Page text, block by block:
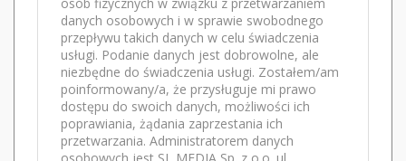
danych osobowych i w sprawie swobodnego
przepływu takich danych w celu świadczenia
usługi. Podanie danych jest dobrowolne, ale
niezbędne do świadczenia usługi. Zostałem/am
poinformowany/a, że przysługuje mi prawo
dostępu do swoich danych, możliwości ich
poprawiania, żądania zaprzestania ich
przetwarzania. Administratorem danych